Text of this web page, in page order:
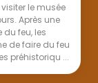
le musée
Après une
du feu, les
de faire du feu
préhistoriqu ...